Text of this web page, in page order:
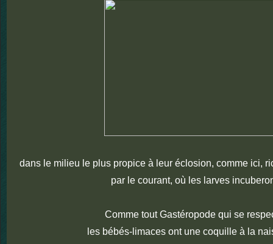
dans le milieu le plus propice à leur éclosion, comme ici,
par le courant, où les larves
Comme tout Gastéropode qui se
les bébés-limaces ont une coquille à la